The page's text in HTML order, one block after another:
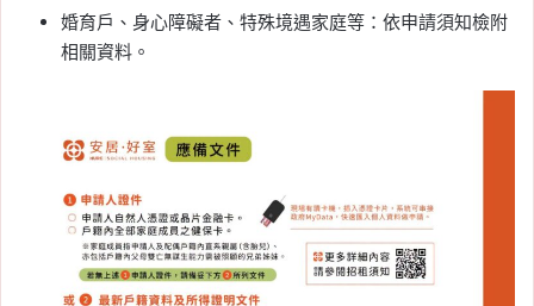
婚育戶、身心障礙者、特殊境遇家庭等：依申請須知檢附
相關資料。